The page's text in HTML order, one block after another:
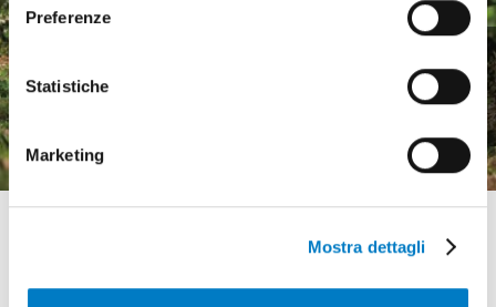
Preferenze
Statistiche
Marketing
Mostra dettagli
in crescita ma pesa